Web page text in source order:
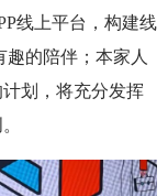
线上平台，构建线
趣的陪伴；本家人
划，将充分发挥